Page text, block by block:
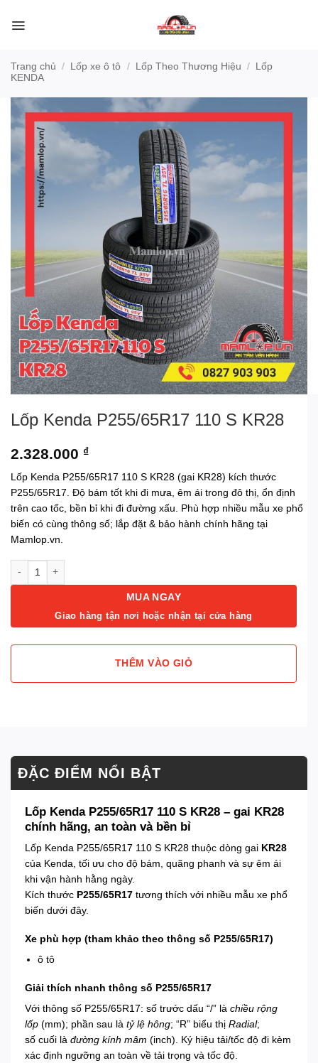
qua
Trang chủ / Lốp xe ô tô / Lốp Theo Thương Hiệu / Lốp
KENDA
Lốp Kenda P255/65R17 110 S KR28
2.328.000 ₫
Lốp Kenda P255/65R17 110 S KR28 (gai KR28) kích thước
P255/65R17. Độ bám tốt khi đi mưa, êm ái trong đô thị, ổn định
trên cao tốc, bền bỉ khi đi đường xấu. Phù hợp nhiều mẫu xe phổ
biến có cùng thông số; lắp đặt & bảo hành chính hãng tại
Mamlop.vn.
MUA NGAY
Giao hàng tận nơi hoặc nhận tại cửa hàng
THÊM VÀO GIỎ
ĐẶC ĐIỂM NỔI BẬT
Lốp Kenda P255/65R17 110 S KR28 – gai KR28
chính hãng, an toàn và bền bỉ
Lốp Kenda P255/65R17 110 S KR28 thuộc dòng gai KR28
của Kenda, tối ưu cho độ bám, quãng phanh và sự êm ái
khi vận hành hằng ngày.
Kích thước P255/65R17 tương thích với nhiều mẫu xe phổ
biến dưới đây.
Xe phù hợp (tham khảo theo thông số P255/65R17)
ô tô
Giải thích nhanh thông số P255/65R17
Với thông số P255/65R17: số trước dấu “/” là chiều rộng
lốp (mm); phần sau là tỷ lệ hông; “R” biểu thị Radial;
số cuối là đường kính mâm (inch). Ký hiệu tải/tốc độ đi kèm
xác định ngưỡng an toàn về tải trọng và tốc độ.